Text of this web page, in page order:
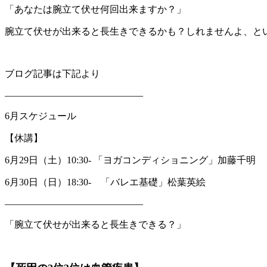
「あなたは腕立て伏せ何回出来ますか？」
腕立て伏せが出来ると長生きできるかも？しれませんよ、と
ブログ記事は下記より
——————————————–
6月スケジュール
【休講】
6月29日（土）10:30- 「ヨガコンディショニング」加藤千明
6月30日（日）18:30- 「バレエ基礎」松葉英絵
——————————————–
「腕立て伏せが出来ると長生きできる？」